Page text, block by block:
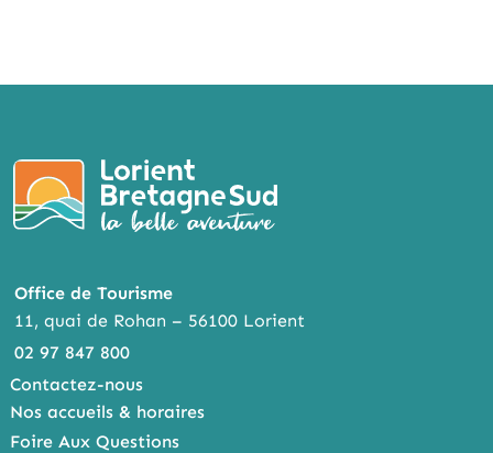
Office de Tourisme
11, quai de Rohan – 56100 Lorient
02 97 847 800
Contactez-nous
Nos accueils & horaires
Foire Aux Questions